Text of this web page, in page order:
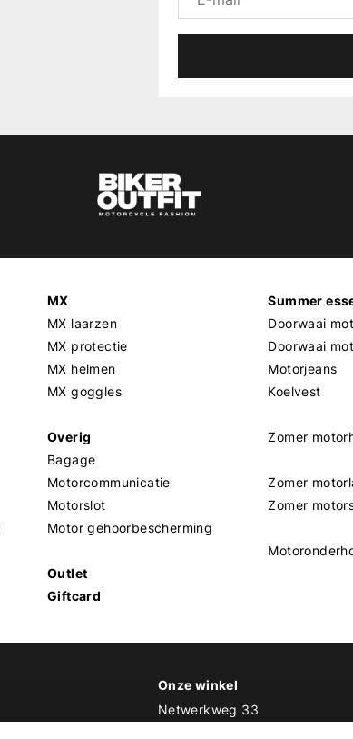
MX
MX laarzen
MX protectie
MX helmen
MX goggles
Overig
Bagage
Motorcommunicatie
Motorslot
Motor gehoorbescherming
Outlet
Giftcard
Summer
Doorwaai
Doorwaai
Motorjeans
Koelvest
Zomer
Zomer
Zomer
Onze winkel
Netwerkweg 33